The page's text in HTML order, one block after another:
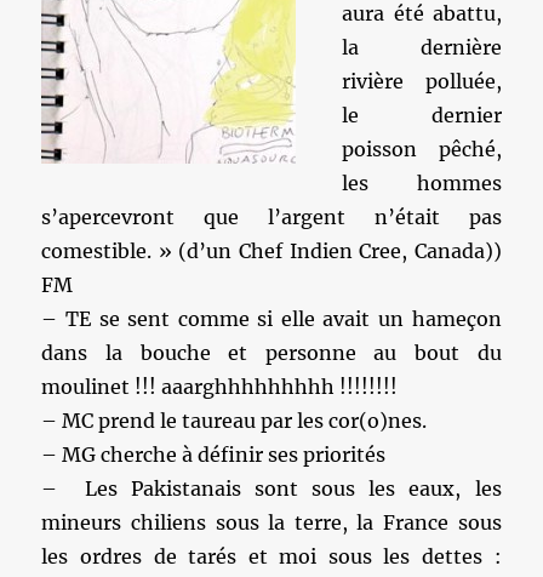
aura été abattu,
la dernière
rivière polluée,
le dernier
poisson pêché,
les hommes
s’apercevront que l’argent n’était pas
comestible. » (d’un Chef Indien Cree, Canada))
FM
– TE se sent comme si elle avait un hameçon
dans la bouche et personne au bout du
moulinet !!! aaarghhhhhhhhh !!!!!!!!
– MC prend le taureau par les cor(o)nes.
– MG cherche à définir ses priorités
– Les Pakistanais sont sous les eaux, les
mineurs chiliens sous la terre, la France sous
les ordres de tarés et moi sous les dettes :